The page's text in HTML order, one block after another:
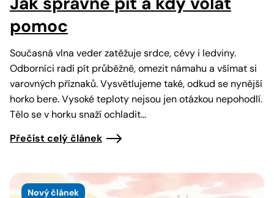
pomoc
Současná vlna veder zatěžuje srdce, cévy i ledviny.
Odborníci radí pít průběžně, omezit námahu a všímat si
varovných příznaků. Vysvětlujeme také, odkud se nynější
horko bere. Vysoké teploty nejsou jen otázkou nepohodlí.
Tělo se v horku snaží ochladit…
Přečíst celý článek
Nový článek